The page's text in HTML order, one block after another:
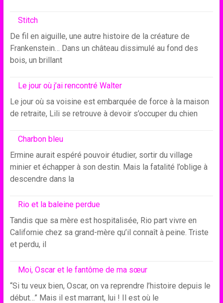
Stitch
De fil en aiguille, une autre histoire de la créature de
Frankenstein… Dans un château dissimulé au fond des
bois, un brillant
Le jour où j’ai rencontré Walter
Le jour où sa voisine est embarquée de force à la maison
de retraite, Lili se retrouve à devoir s’occuper du chien
Charbon bleu
Ermine aurait espéré pouvoir étudier, sortir du village
minier et échapper à son destin. Mais la fatalité l’oblige à
descendre dans la
Rio et la baleine perdue
Tandis que sa mère est hospitalisée, Rio part vivre en
Californie chez sa grand-mère qu’il connaît à peine. Triste
et perdu, il
Moi, Oscar et le fantôme de ma sœur
“Si tu veux bien, Oscar, on va reprendre l’histoire depuis le
début…” Mais il est marrant, lui ! Il est où le